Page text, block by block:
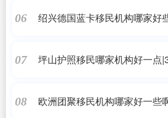
06
绍兴德国蓝卡移民机构哪家好
07
坪山护照移民哪家机构好一点
08
欧洲团聚移民机构哪家好一些